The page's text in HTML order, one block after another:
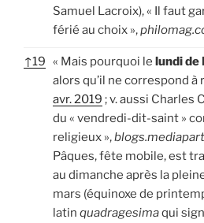
Samuel Lacroix), « Il faut
férié au choix »,
↑19 « Mais pourquoi le lundi de
alors qu’il ne correspond à
avr. 2019 ; v. aussi Charles
du « vendredi-dit-saint »
religieux »,
Pâques, fête mobile, est
au dimanche après la
mars (équinoxe de
latin quadragesimaqui